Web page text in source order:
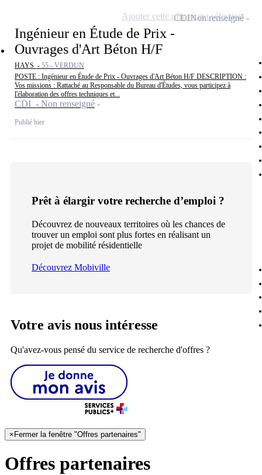
Ingénieur en Étude de Prix -
Ouvrages d'Art Béton H/F
HAYS - 55 - VERDUN
POSTE : Ingénieur en Étude de Prix - Ouvrages d'Art Béton H/F DESCRIPTION :
Vos missions : Rattaché au Responsable du Bureau d'Études, vous participez à
l'élaboration des offres techniques et...
CDI - Non renseigné
Publié hier
CDINon renseigné
Ajouter cette offre à ma sélection
Prêt à élargir votre recherche d’emploi ?
Découvrez de nouveaux territoires où les chances de
trouver un emploi sont plus fortes en réalisant un
projet de mobilité résidentielle
Découvrez Mobiville
Votre avis nous intéresse
Qu'avez-vous pensé du service de recherche d'offres ?
× Fermer la fenêtre "Offres partenaires"
Offres partenaires